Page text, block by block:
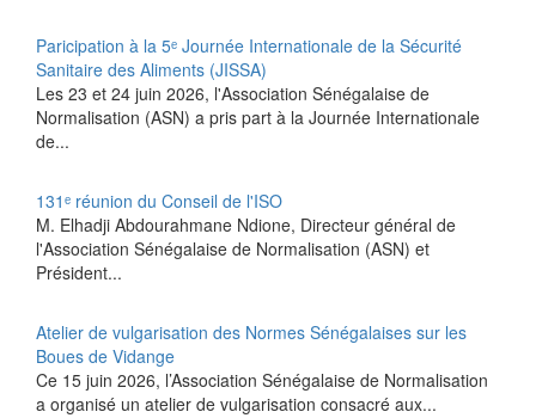
Paricipation à la 5ᵉ Journée Internationale de la Sécurité
Sanitaire des Aliments (JISSA)
‎Les 23 et 24 juin 2026, l'Association Sénégalaise de
Normalisation (ASN) a pris part à la Journée Internationale
de...
131ᵉ réunion du Conseil de l'ISO
M. Elhadji Abdourahmane Ndione, Directeur général de
l'Association Sénégalaise de Normalisation (ASN) et
Président...
Atelier de vulgarisation des Normes Sénégalaises sur les
Boues de Vidange
Ce 15 juin 2026, l’Association Sénégalaise de Normalisation
a organisé un atelier de vulgarisation consacré aux...